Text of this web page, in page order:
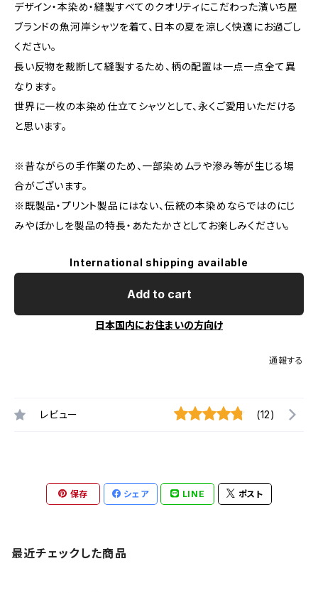
デザイン・本染め・縫製すべてのクオリティにこだわった濱いち屋
ブランドの魚河岸シャツを着て、日本の夏を涼しく快適にお過ごし
ください。
長い反物を裁断して縫製するため、柄の配置は一点一点全て異
なります。
世界に一枚の本染め仕立てシャツとして、永くご愛用いただける
と思います。
※昔ながらの手作業のため、一部染めムラや滲み等が生じる場
合がございます。
※既製品・プリント製品にはない、伝統の本染めならではのにじ
みやぼかしを製品の特長・あたたかさとしてお楽しみください。
International shipping available
Add to cart
日本国内にお住まいの方向け
通報する
レビュー (12)
保存 シェア LINE ポスト
最近チェックした商品